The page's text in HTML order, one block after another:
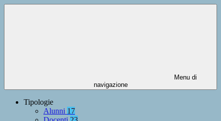
Menu di
navigazione
Tipologie
Alunni 17